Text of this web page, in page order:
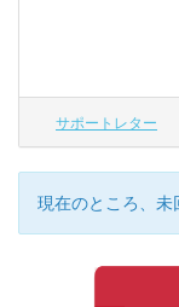
サポートレター
現在のところ、未